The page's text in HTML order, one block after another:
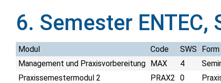
6. Semester ENTEC,
Modul Code SWS
Form
Management und Praxisvorbereitung MAX 4
Praxissemestermodul 2
PRAX2 0